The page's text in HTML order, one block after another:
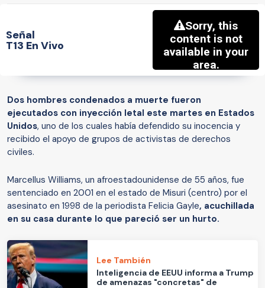
Señal
T13 En Vivo
Dos hombres condenados a muerte fueron
ejecutados con inyección letal este martes en Estados
Unidos, uno de los cuales había defendido su inocencia y
recibido el apoyo de grupos de activistas de derechos
civiles.
Marcellus Williams, un afroestadounidense de 55 años, fue
sentenciado en 2001 en el estado de Misuri (centro) por el
asesinato en 1998 de la periodista Felicia Gayle, acuchillada
en su casa durante lo que pareció ser un hurto.
Lee También
Inteligencia de EEUU informa a Trump
de amenazas "concretas" de